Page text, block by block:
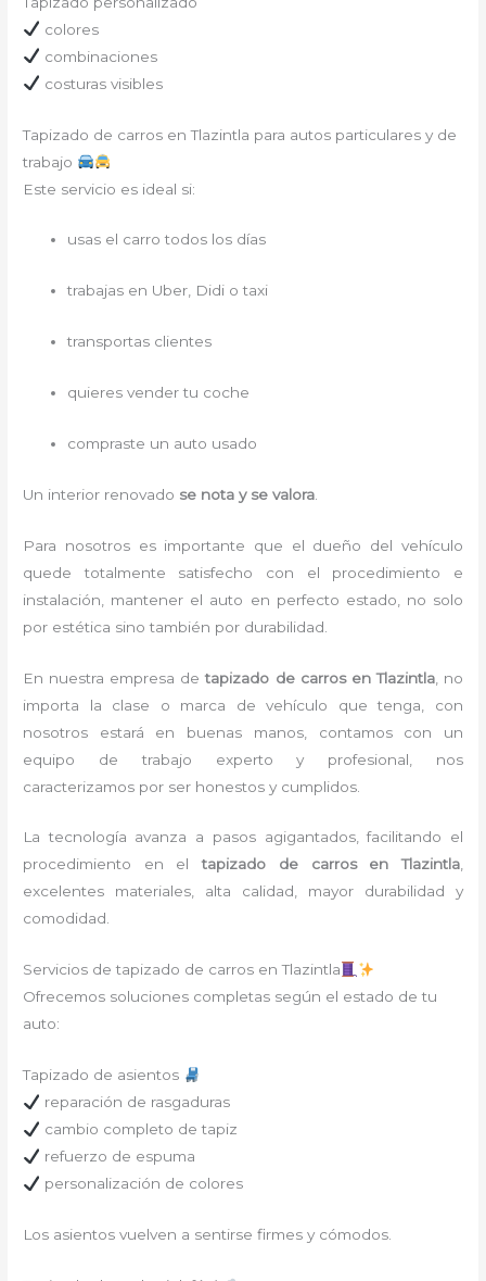
colores
combinaciones
costuras visibles
Tapizado de carros en Tlazintla para autos particulares y de
trabajo
Este servicio es ideal si:
usas el carro todos los días
trabajas en Uber, Didi o taxi
transportas clientes
quieres vender tu coche
compraste un auto usado
Un interior renovado se nota y se valora
Para nosotros es importante que el dueño del vehículo
quede totalmente satisfecho con el procedimiento e
instalación, mantener el auto en perfecto estado, no solo
por estética sino también por durabilidad.
En nuestra empresa detapizado de carros en Tlazintla, no
importa la clase o marca de vehículo que tenga, con
nosotros estará en buenas manos, contamos con un
equipo de trabajo experto y profesional, nos
caracterizamos por ser honestos y cumplidos.
La tecnología avanza a pasos agigantados, facilitando el
procedimiento en eltapizado de carros en Tlazintla,
excelentes materiales, alta calidad, mayor durabilidad y
comodidad.
Servicios de tapizado de carros en Tlazintla
Ofrecemos soluciones completas según el estado de tu
auto:
Tapizado de asientos
reparación de rasgaduras
cambio completo de tapiz
refuerzo de espuma
personalización de colores
Los asientos vuelven a sentirse firmes y cómodos.